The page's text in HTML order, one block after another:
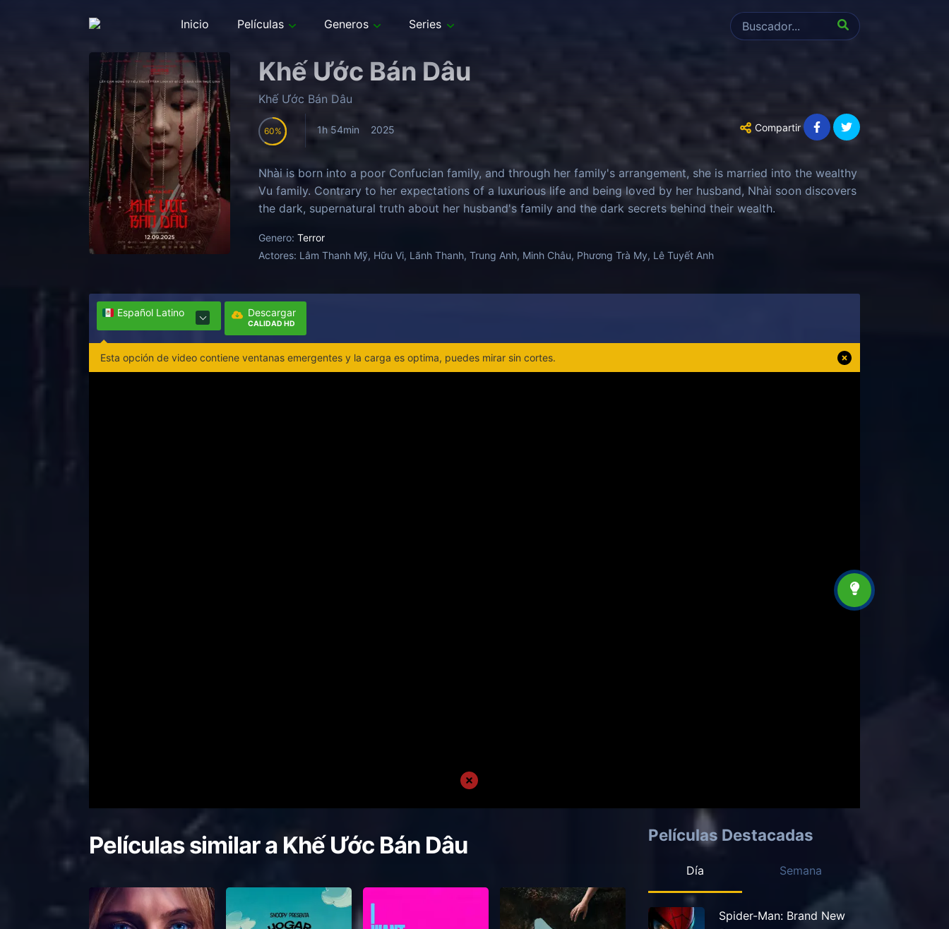
Inicio Películas Generos Series
Khế Ước Bán Dâu
Khế Ước Bán Dâu
60 1h 54min 2025 Compartir
Nhài is born into a poor Confucian family, and through her family's arrangement, she is married into the wealthy
Vu family. Contrary to her expectations of a luxurious life and being loved by her husband, Nhài soon discovers
the dark, supernatural truth about her husband's family and the dark secrets behind their wealth.
Genero: Terror
Actores: Lâm Thanh Mỹ, Hữu Vi, Lãnh Thanh, Trung Anh, Minh Châu, Phương Trà My, Lê Tuyết Anh
Español Latino Descargar
CALIDAD HD
Esta opción de video contiene ventanas emergentes y la carga es optima, puedes mirar sin cortes.
Películas similar a Khế Ước Bán Dâu Películas Destacadas
Día Semana
Spider-Man: Brand New